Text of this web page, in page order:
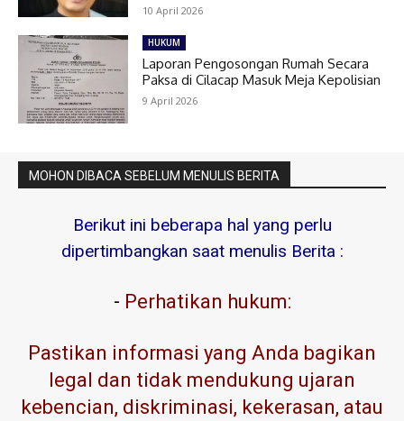
10 April 2026
HUKUM
Laporan Pengosongan Rumah Secara
Paksa di Cilacap Masuk Meja Kepolisian
9 April 2026
MOHON DIBACA SEBELUM MENULIS BERITA
Berikut ini beberapa hal yang perlu
dipertimbangkan saat menulis Berita :
- Perhatikan hukum:
Pastikan informasi yang Anda bagikan
legal dan tidak mendukung ujaran
kebencian, diskriminasi, kekerasan, atau